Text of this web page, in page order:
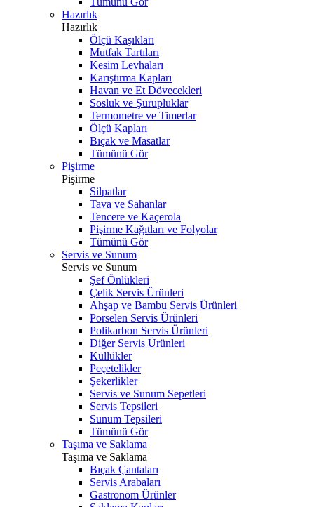
Hazırlık
Hazırlık
Ölçü Kaşıkları
Mutfak Tartıları
Kesim Levhaları
Karıştırma Kapları
Havan ve Et Dövecekleri
Sosluk ve Şurupluklar
Termometre ve Timerlar
Ölçü Kapları
Bıçak ve Masatlar
Tümünü Gör
Pişirme
Pişirme
Silpatlar
Tava ve Sahanlar
Tencere ve Kaçerola
Pişirme Kağıtları ve Folyolar
Tümünü Gör
Servis ve Sunum
Servis ve Sunum
Şef Önlükleri
Çelik Servis Ürünleri
Ahşap ve Bambu Servis Ürünleri
Porselen Servis Ürünleri
Polikarbon Servis Ürünleri
Diğer Servis Ürünleri
Küllükler
Peçetelikler
Şekerlikler
Servis ve Sunum Sepetleri
Servis Tepsileri
Sunum Tepsileri
Tümünü Gör
Taşıma ve Saklama
Taşıma ve Saklama
Bıçak Çantaları
Servis Arabaları
Gastronom Ürünler